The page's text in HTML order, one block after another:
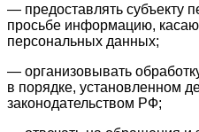
— предоставлять субъекту
просьбе информацию,
персональных данных;
— организовывать
в порядке, установленном
законодательством РФ;